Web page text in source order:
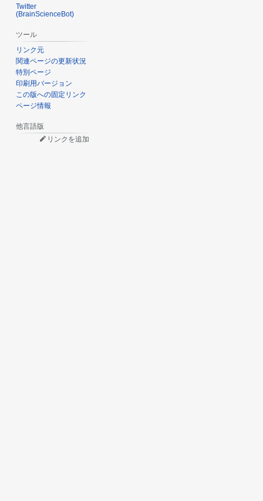
Twitter
(BrainScienceBot)
ツール
リンク元
関連ページの更新状況
特別ページ
印刷用バージョン
この版への固定リンク
ページ情報
他言語版
リンクを追加